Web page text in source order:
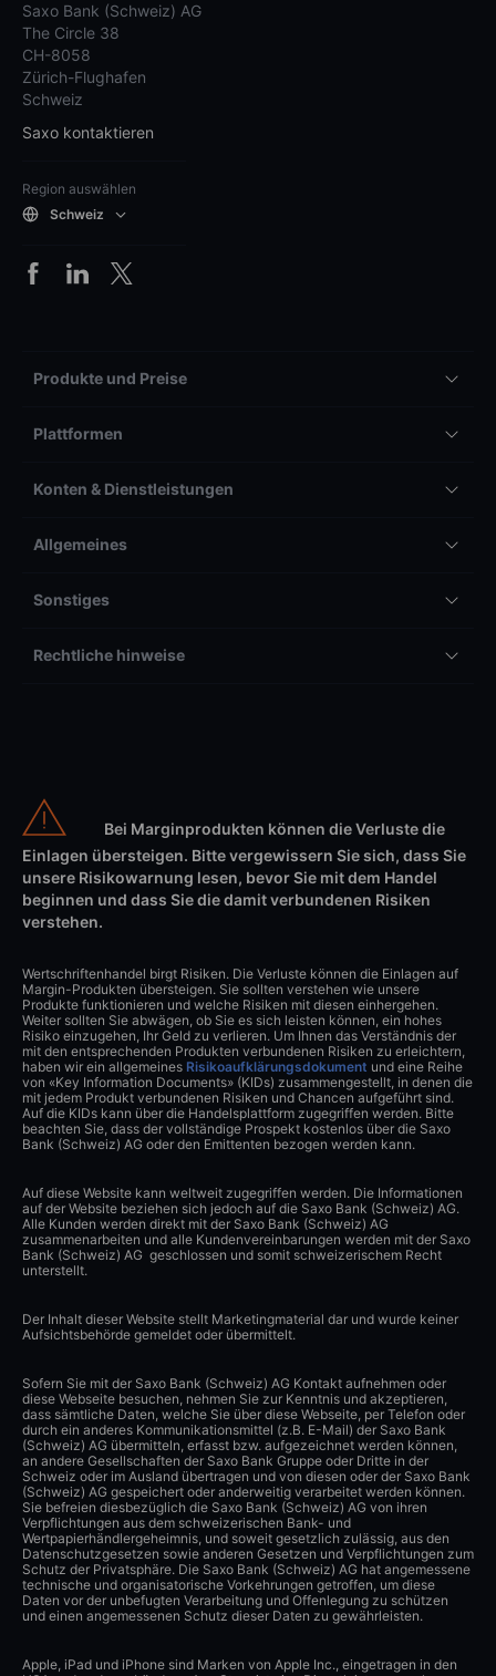
Saxo Bank (Schweiz) AG
The Circle 38
CH-8058
Zürich-Flughafen
Schweiz
Saxo kontaktieren
Region auswählen
Schweiz
Produkte und Preise
Plattformen
Konten & Dienstleistungen
Allgemeines
Sonstiges
Rechtliche hinweise
Bei Marginprodukten können die Verluste die
Einlagen übersteigen. Bitte vergewissern Sie sich, dass Sie
unsere Risikowarnung lesen, bevor Sie mit dem Handel
beginnen und dass Sie die damit verbundenen Risiken
verstehen.
Wertschriftenhandel birgt Risiken. Die Verluste können die Einlagen auf
Margin-Produkten übersteigen. Sie sollten verstehen wie unsere
Produkte funktionieren und welche Risiken mit diesen einhergehen.
Weiter sollten Sie abwägen, ob Sie es sich leisten können, ein hohes
Risiko einzugehen, Ihr Geld zu verlieren. Um Ihnen das Verständnis der
mit den entsprechenden Produkten verbundenen Risiken zu erleichtern,
haben wir ein allgemeines Risikoaufklärungsdokument und eine Reihe
von «Key Information Documents» (KIDs) zusammengestellt, in denen die
mit jedem Produkt verbundenen Risiken und Chancen aufgeführt sind.
Auf die KIDs kann über die Handelsplattform zugegriffen werden. Bitte
beachten Sie, dass der vollständige Prospekt kostenlos über die Saxo
Bank (Schweiz) AG oder den Emittenten bezogen werden kann.
Auf diese Website kann weltweit zugegriffen werden. Die Informationen
auf der Website beziehen sich jedoch auf die Saxo Bank (Schweiz) AG.
Alle Kunden werden direkt mit der Saxo Bank (Schweiz) AG
zusammenarbeiten und alle Kundenvereinbarungen werden mit der Saxo
Bank (Schweiz) AG geschlossen und somit schweizerischem Recht
unterstellt.
Der Inhalt dieser Website stellt Marketingmaterial dar und wurde keiner
Aufsichtsbehörde gemeldet oder übermittelt.
Sofern Sie mit der Saxo Bank (Schweiz) AG Kontakt aufnehmen oder
diese Webseite besuchen, nehmen Sie zur Kenntnis und akzeptieren,
dass sämtliche Daten, welche Sie über diese Webseite, per Telefon oder
durch ein anderes Kommunikationsmittel (z.B. E-Mail) der Saxo Bank
(Schweiz) AG übermitteln, erfasst bzw. aufgezeichnet werden können,
an andere Gesellschaften der Saxo Bank Gruppe oder Dritte in der
Schweiz oder im Ausland übertragen und von diesen oder der Saxo Bank
(Schweiz) AG gespeichert oder anderweitig verarbeitet werden können.
Sie befreien diesbezüglich die Saxo Bank (Schweiz) AG von ihren
Verpflichtungen aus dem schweizerischen Bank- und
Wertpapierhändlergeheimnis, und soweit gesetzlich zulässig, aus den
Datenschutzgesetzen sowie anderen Gesetzen und Verpflichtungen zum
Schutz der Privatsphäre. Die Saxo Bank (Schweiz) AG hat angemessene
technische und organisatorische Vorkehrungen getroffen, um diese
Daten vor der unbefugten Verarbeitung und Offenlegung zu schützen
und einen angemessenen Schutz dieser Daten zu gewährleisten.
Apple, iPad und iPhone sind Marken von Apple Inc., eingetragen in den